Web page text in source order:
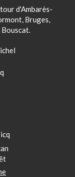
d'Ambarès-
Bruges,
Bouscat.